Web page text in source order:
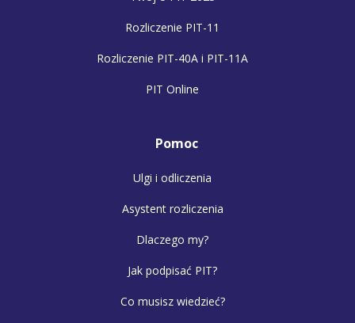
Rozliczenie PIT-11
Rozliczenie PIT-40A i PIT-11A
PIT Online
Pomoc
Ulgi i odliczenia
Asystent rozliczenia
Dlaczego my?
Jak podpisać PIT?
Co musisz wiedzieć?